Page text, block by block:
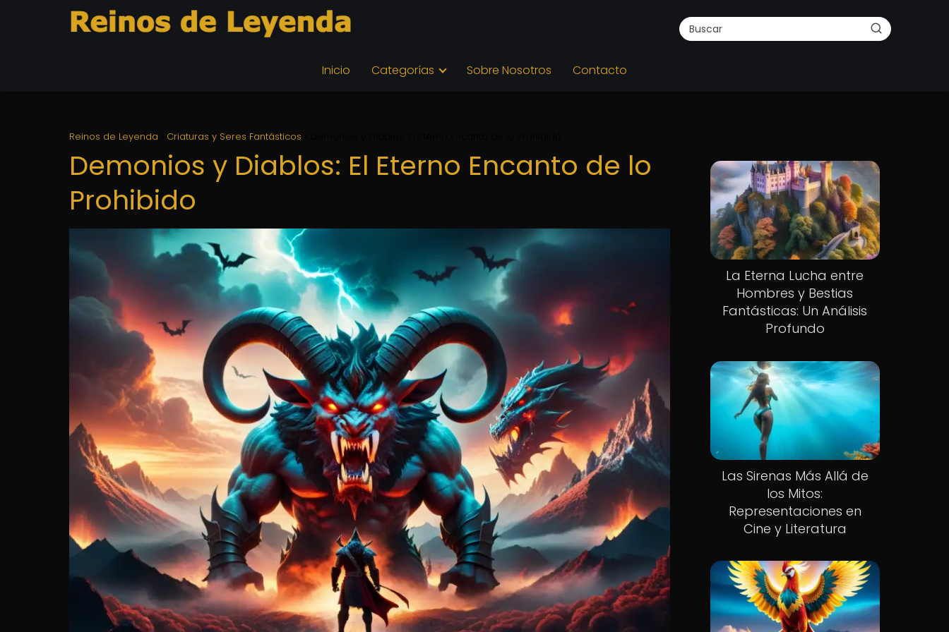
Inicio Categorías Sobre Nosotros Contacto
Reinos de Leyenda Criaturas y Seres Fantásticos
Demonios y Diablos: El Eterno Encanto de lo
Prohibido
La Eterna Lucha entre
Hombres y Bestias
Fantásticas: Un Análisis
Profundo
Las Sirenas Más Allá de
los Mitos:
Representaciones en
Cine y Literatura